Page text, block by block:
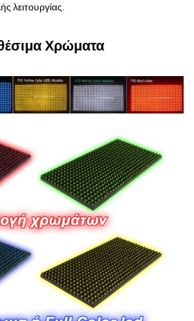
λειτουργίας.
Χρώματα